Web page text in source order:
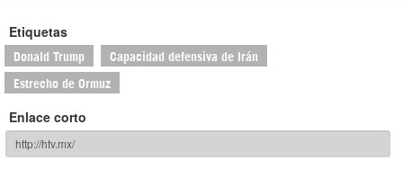
Etiquetas
Donald Trump Capacidad defensiva de Irán
Estrecho de Ormuz
Enlace corto